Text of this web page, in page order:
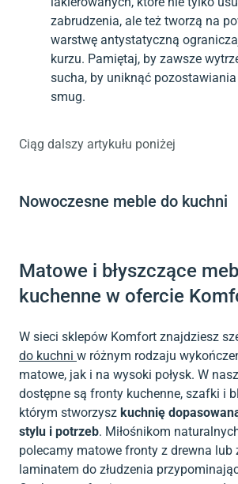
zabrudzenia, ale też tworzą na
warstwę antystatyczną
kurzu. Pamiętaj, by zawsze
sucha, by uniknąć
smug.
Ciąg dalszy artykułu poniżej
Nowoczesne meble do kuchni
Matowe i błyszczące
kuchenne w ofercie
W sieci sklepów Komfort znajdziesz
do kuchni w różnym rodzaju
matowe, jak i na wysoki połysk. W
dostępne są fronty kuchenne, szafki i
którym stworzysz kuchnię
stylu i potrzeb. Miłośnikom
polecamy matowe fronty z drewna lub
laminatem do złudzenia